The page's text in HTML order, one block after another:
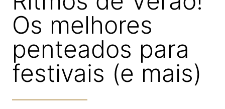
Os melhores
penteados para
festivais (e mais)